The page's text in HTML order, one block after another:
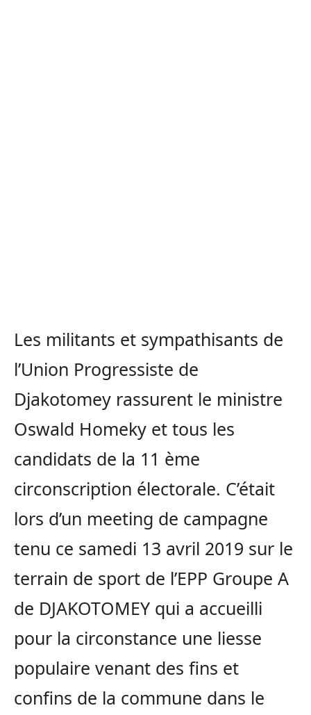
Les militants et sympathisants de
l’Union Progressiste de
Djakotomey rassurent le ministre
Oswald Homeky et tous les
candidats de la 11 ème
circonscription électorale. C’était
lors d’un meeting de campagne
tenu ce samedi 13 avril 2019 sur le
terrain de sport de l’EPP Groupe A
de DJAKOTOMEY qui a accueilli
pour la circonstance une liesse
populaire venant des fins et
confins de la commune dans le